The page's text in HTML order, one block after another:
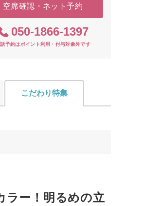
空席確認・ネット予約
050-1866-1397
予約はポイント利用・付与対象外です
こだわり特集
ラー！明るめの立